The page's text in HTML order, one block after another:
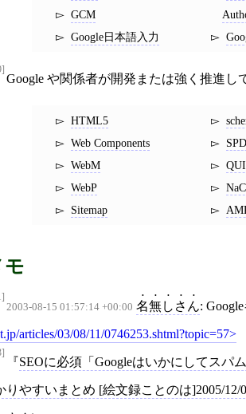
GCM
Google日本語入力
Google や関係者が開発または強く推進し
HTML5
Web Components
WebM
WebP
Sitemap
モ
2003-08-15 01:57:14 +00:00 名無しさん:
articles/03/08/11/0746253.shtml?topic=57
SEOに必須「Googleはいかにしてス
りやすいまとめ [絵文録ことのは]2005/12/